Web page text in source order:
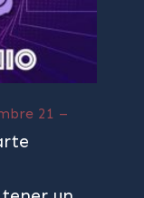
21 –